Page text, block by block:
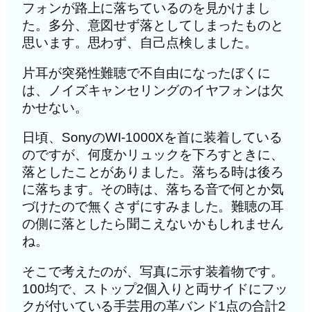
フォンが路上に落ちているのを見かけまし
た。多分、意図せず落としてしまったものと
思います。思わず、自己点検しました。
片耳が突発性難聴で不自由になったぼくに
は、ノイズキャンセリングのイヤフォンは欠
かせない。
日頃、SonyのWI-1000Xを首に装着している
のですが、何度かリュックを下ろすときに、
落としたことがありました。落ちる時は後ろ
に落ちます。その時は、落ちる音で何とか気
づけたので無くさずにすみました。難聴の耳
の側に落としたら聞こえないかもしれません
ね。
そこで考えたのが、写真に示す装着物です。
100均で、ストップ2個入りと両サイドにフッ
クが付いている手芸用の革バンド1点の合計2